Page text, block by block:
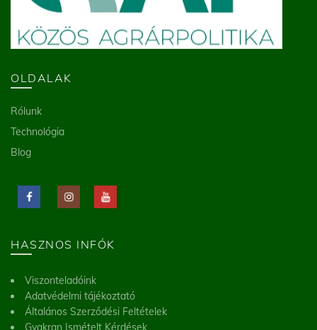
OLDALAK
Rólunk
Technológia
Blog
HASZNOS INFÓK
Viszonteladóink
Adatvédelmi tájékoztató
Általános Szerződési Feltételek
Gyakran Ismételt Kérdések